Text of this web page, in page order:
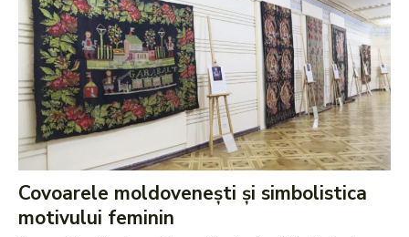
Covoarele moldovenești și simbolistica
motivului feminin